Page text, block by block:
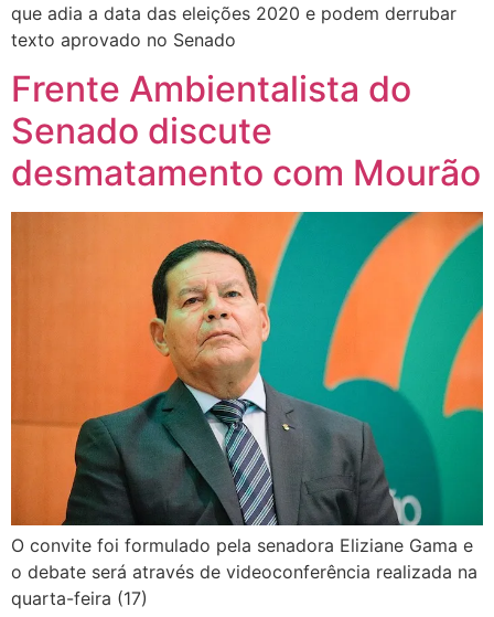
que adia a data das eleições 2020 e podem derrubar
texto aprovado no Senado
Frente Ambientalista do
Senado discute
desmatamento com Mourão
O convite foi formulado pela senadora Eliziane Gama e
o debate será através de videoconferência realizada na
quarta-feira (17)